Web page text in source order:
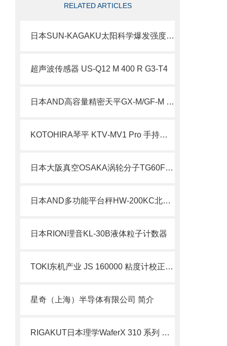
RELATED ARTICLES
日本SUN-KAGAKU太阳科学爆发强度测试仪305-BP-J北崎热卖
超声波传感器 US-Q12 M 400 R G3-T4
日本AND高容量精密天平GX-M/GF-M 系列北崎热卖
KOTOHIRA琴平 KTV‑MV1 Pro 手持无尘吸尘器 详细介绍
日本大阪真空OSAKA涡轮分子TG60F用于分析与检查装置北崎热卖
日本AND多功能平台秤HW-200KC北崎热卖
日本RION理音KL-30B液体粒子计数器
TOKI东机产业 JS 160000 粘度计校正溶液 简介
星奇（上海）半导体有限公司 简介
RIGAKUT日本理学WaferX 310 系列 用于薄膜评估的 X 射线荧光光谱仪